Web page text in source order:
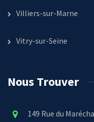
Villiers-sur-Marne
Vitry-sur-Seine
Nous Trouver
149 Rue du